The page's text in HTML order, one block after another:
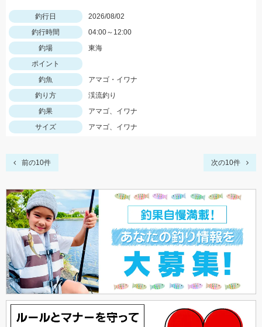
釣行日
2026/08/02
釣行時間
04:00～12:00
釣場
東海
ポイント
釣魚
アマゴ・イワナ
釣り方
渓流釣り
釣果
アマゴ、イワナ
サイズ
アマゴ、イワナ
前の10件 次の10件